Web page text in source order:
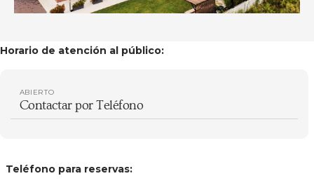
Horario de atención al público:
ABIERTO
Contactar por Teléfono
Teléfono para reservas: